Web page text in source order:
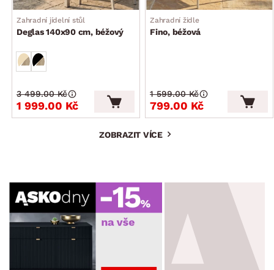
Zahradní jídelní stůl
Deglas 140x90 cm, béžový
1 999.00 Kč
3 499.00 Kč
Zahradní židle
Fino, béžová
799.00 Kč
1 599.00 Kč
ZOBRAZIT VÍCE